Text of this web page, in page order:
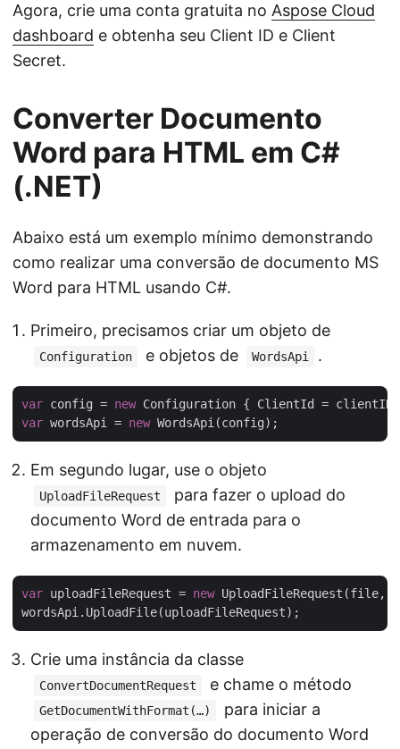
Agora, crie uma conta gratuita no Aspose Cloud
dashboard e obtenha seu Client ID e Client
Secret.
Converter Documento
Word para HTML em C#
(.NET)
Abaixo está um exemplo mínimo demonstrando
como realizar uma conversão de documento MS
Word para HTML usando C#.
Primeiro, precisamos criar um objeto de
Configuration e objetos de WordsApi .
var config = new
var wordsApi = new
Em segundo lugar, use o objeto
UploadFileRequest
para fazer o upload do
documento Word de entrada para o
armazenamento em nuvem.
var uploadFileRequest = new UploadFileRequest(file,
Crie uma instância da classe
ConvertDocumentRequest e chame o método
GetDocumentWithFormat(…)
para iniciar a
operação de conversão do documento Word